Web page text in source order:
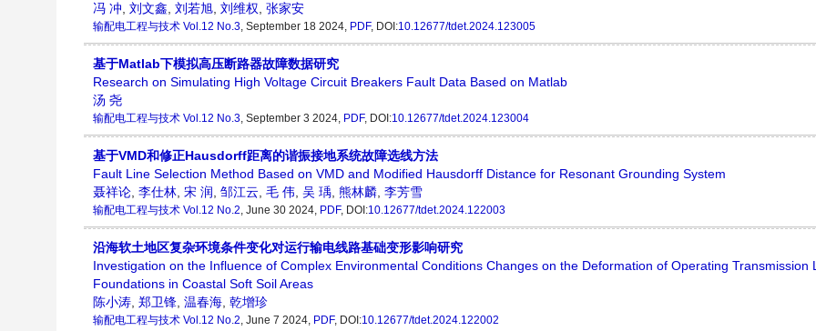
冯 冲 刘文鑫 刘若旭 刘维权 张家安
输配电工程与技术 Vol.12 No.3, September 18 2024, PDF, DOI:10.12677/tdet.2024.123005
基于Matlab下模拟高压断路器故障数据研究
Research on Simulating High Voltage Circuit Breakers Fault Data Based on Matlab
汤 尧
输配电工程与技术 Vol.12 No.3, September 3 2024, PDF, DOI:10.12677/tdet.2024.123004
基于VMD和修正Hausdorff距离的谐振接地系统故障选线方法
Fault Line Selection Method Based on VMD and Modified Hausdorff Distance for Resonant Grounding System
聂祥论 李仕林 宋 润 邹江云 毛 伟 吴 瑀 熊林麟 李芳雪
输配电工程与技术 Vol.12 No.2, June 30 2024, PDF, DOI:10.12677/tdet.2024.122003
沿海软土地区复杂环境条件变化对运行输电线路基础变形影响研究
Investigation on the Influence of Complex Environmental Conditions Changes on the Deformation of Operating Transmission
Foundations in Coastal Soft Soil Areas
陈小涛 郑卫锋 温春海 乾增珍
输配电工程与技术 Vol.12 No.2, June 7 2024, PDF, DOI:10.12677/tdet.2024.122002